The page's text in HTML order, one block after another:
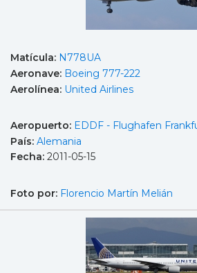
Matícula: N778UA
Aeronave: Boeing 777-222
Aerolínea: United Airlines
Aeropuerto: EDDF - Flughafen
País: Alemania
Fecha: 2011-05-15
Foto por: Florencio Martín Melián